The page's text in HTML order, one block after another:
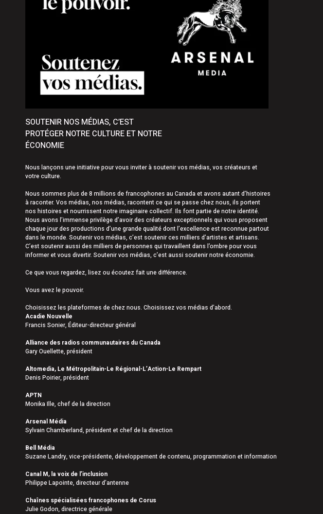
4 août 2026|Les investissements en construction se poursuivent à Warwick
La Ville de Plessisville dénonce des gestes de vandalisme
SOUTENIR NOS MÉDIAS, C’EST
PROTÉGER NOTRE CULTURE ET NOTRE
ÉCONOMIE
Nous lançons une initiative pour vous inviter à soutenir vos médias, vos créateurs et
votre culture.
Nous sommes plus de 8 millions de francophones au Canada et avons autant d’histoires
à raconter. Vos médias, nos médias, racontent ce qui se passe chez nous, ils portent
nos histoires et nourrissent notre imaginaire collectif. Ils font partie de notre identité.
Nous avons l’immense privilège d’avoir des créateurs exceptionnels qui vous proposent
chaque jour des productions d’une grande qualité dont l’excellence est reconnue partout
dans le monde. Soutenir vos médias, c’est soutenir ces milliers d’artistes et artisans.
C’est soutenir aussi des milliers de personnes qui travaillent dans l’ombre pour vous
informer et vous divertir. Soutenir vos médias, c’est aussi soutenir notre économie.
Ce que vous regardez, lisez ou écoutez fait une différence.
Vous avez le pouvoir.
Choisissez les plateformes de chez nous. Choisissez vos médias d’abord.
Acadie Nouvelle
Francis Sonier, Éditeur-directeur général
Alliance des radios communautaires du Canada
Gary Ouellette, président
Altomedia, Le Métropolitain-Le Régional-L’Action-Le Rempart
Denis Poirier, président
APTN
Monika Ille, chef de la direction
Arsenal Média
Sylvain Chamberland, président et chef de la direction
Bell Média
Suzane Landry, vice-présidente, développement de contenu, programmation et information
Canal M, la voix de l’inclusion
Philippe Lapointe, directeur d’antenne
Chaînes spécialisées francophones de Corus
Julie Godon, directrice générale